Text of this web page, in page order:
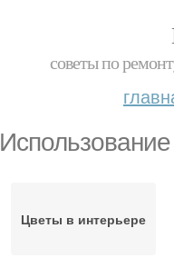
советы по
Цветы в интерьере